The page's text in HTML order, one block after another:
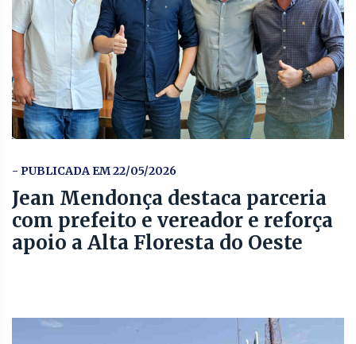
- PUBLICADA EM 22/05/2026
Jean Mendonça destaca parceria
com prefeito e vereador e reforça
apoio a Alta Floresta do Oeste